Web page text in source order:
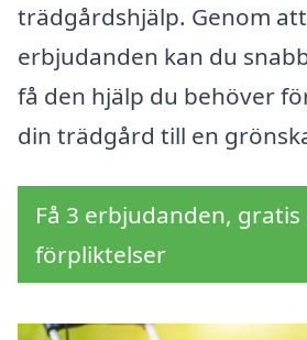
trädgårdshjälp. Genom
erbjudanden kan du
få den hjälp du behöver
din trädgård till en
Få 3 erbjudanden,
förpliktelser